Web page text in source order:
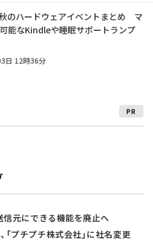
のハードウェアイベントまとめ マ
能なKindleや睡眠サポートランプ
日 12時36分
PR
信元にできる機能を廃止へ
「プチプチ株式会社」に社名変更